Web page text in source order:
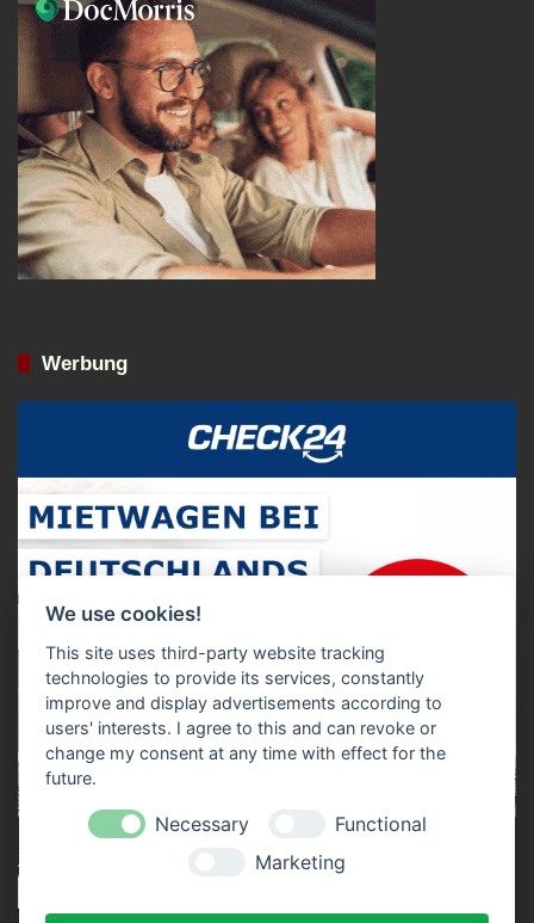
We use cookies!
This site uses third-party website tracking
technologies to provide its services, constantly
improve and display advertisements according to
users' interests. I agree to this and can revoke or
change my consent at any time with effect for the
future.
Necessary
Functional
Marketing
Werbung
Zum Mietwagen Preisvergleich!*